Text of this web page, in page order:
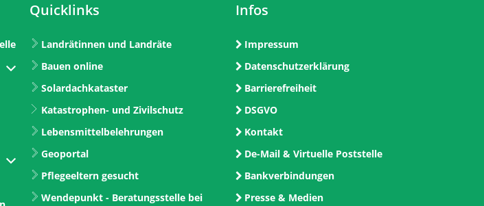
auszublenden
auszublenden
Quicklinks
Landrätinnen und Landräte
Bauen online
Solardachkataster
Katastrophen- und Zivilschutz
Lebensmittelbelehrungen
Geoportal
Pflegeeltern gesucht
Wendepunkt - Beratungsstelle bei
Infos
Impressum
Datenschutzerklärung
Barrierefreiheit
DSGVO
Kontakt
De-Mail & Virtuelle Poststelle
Bankverbindungen
Presse & Medien